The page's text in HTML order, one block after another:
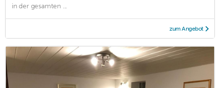
in der gesamten ...
zum Angebot